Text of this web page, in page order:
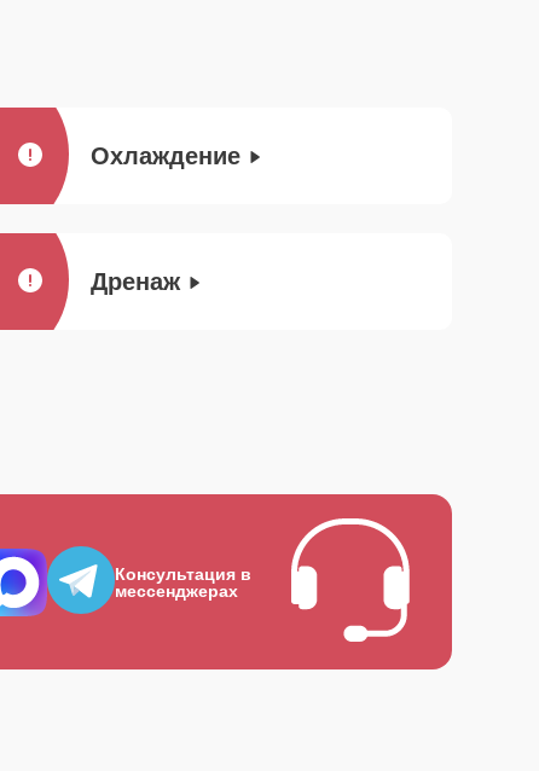
Охлаждение
Дренаж
Консультация в
мессенджерах